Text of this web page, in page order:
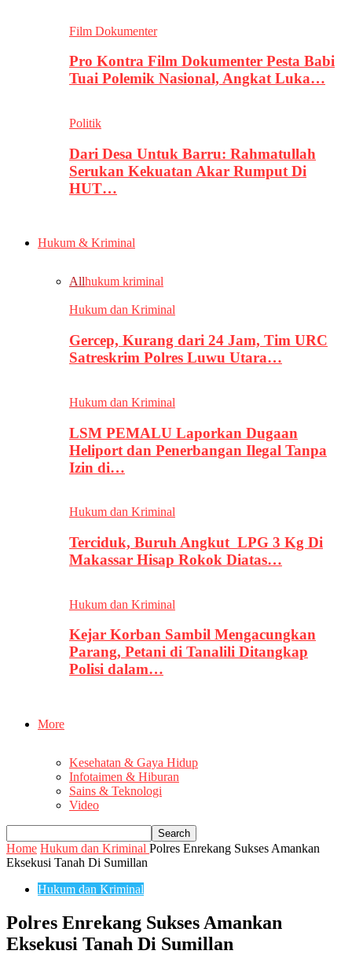
Film Dokumenter
Pro Kontra Film Dokumenter Pesta Babi
Tuai Polemik Nasional, Angkat Luka…
Politik
Dari Desa Untuk Barru: Rahmatullah
Serukan Kekuatan Akar Rumput Di
HUT…
Hukum & Kriminal
Allhukum kriminal
Hukum dan Kriminal
Gercep, Kurang dari 24 Jam, Tim URC
Satreskrim Polres Luwu Utara…
Hukum dan Kriminal
LSM PEMALU Laporkan Dugaan
Heliport dan Penerbangan Ilegal Tanpa
Izin di…
Hukum dan Kriminal
Terciduk, Buruh Angkut LPG 3 Kg Di
Makassar Hisap Rokok Diatas…
Hukum dan Kriminal
Kejar Korban Sambil Mengacungkan
Parang, Petani di Tanalili Ditangkap
Polisi dalam…
More
Kesehatan & Gaya Hidup
Infotaimen & Hiburan
Sains & Teknologi
Video
Home Hukum dan Kriminal Polres Enrekang Sukses Amankan
Eksekusi Tanah Di Sumillan
Hukum dan Kriminal
Polres Enrekang Sukses Amankan
Eksekusi Tanah Di Sumillan